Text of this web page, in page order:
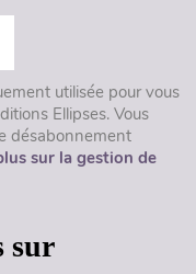
utilisée pour vous
Ellipses. Vous
désabonnement
sur la gestion de
sur